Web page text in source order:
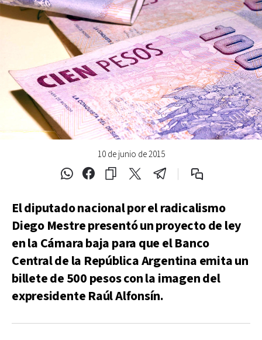
10 de junio de 2015
El diputado nacional por el radicalismo
Diego Mestre presentó un proyecto de ley
en la Cámara baja para que el Banco
Central de la República Argentina emita un
billete de 500 pesos con la imagen del
expresidente Raúl Alfonsín.